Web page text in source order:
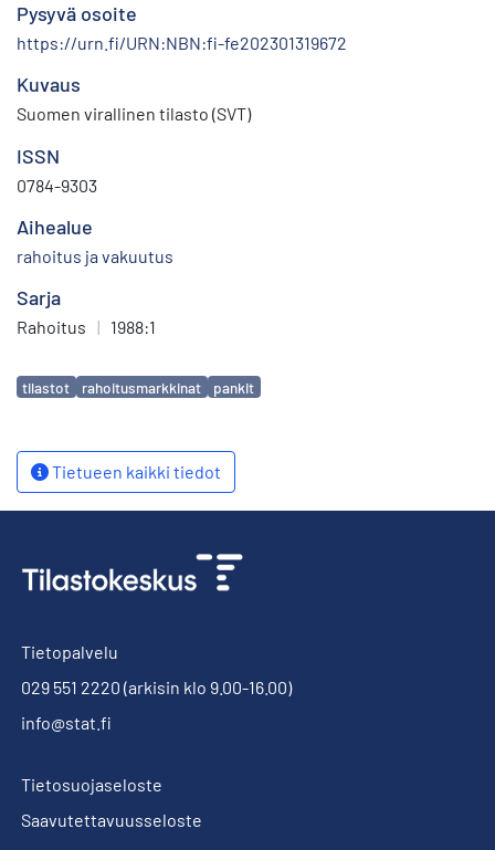
Pysyvä osoite
https://urn.fi/URN:NBN:fi-fe202301319672
Kuvaus
Suomen virallinen tilasto (SVT)
ISSN
0784-9303
Aihealue
rahoitus ja vakuutus
Sarja
Rahoitus | 1988:1
Avainsanat
tilastot rahoitusmarkkinat pankit
Tietueen kaikki tiedot
Tietopalvelu
029 551 2220 (arkisin klo 9.00-16.00)
info@stat.fi
Tietosuojaseloste
Saavutettavuusseloste